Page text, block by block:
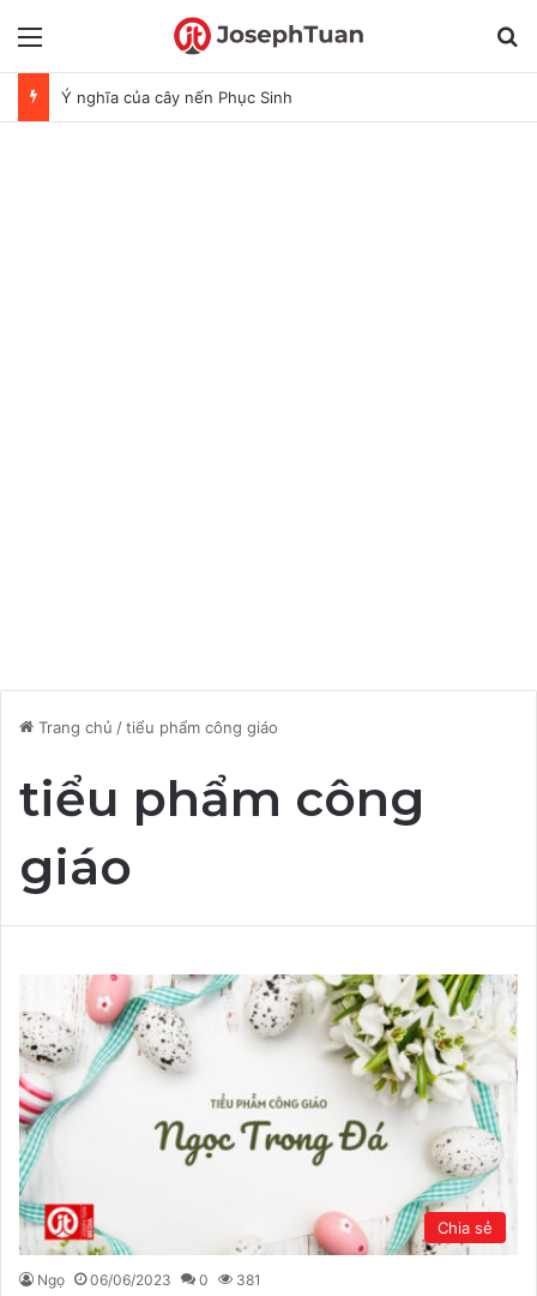
Ý nghĩa của cây nến Phục Sinh
Trang chủ /tiểu phẩm công giáo
tiểu phẩm công
giáo
Chia sẻ
Ngọ 06/06/2023 0 381